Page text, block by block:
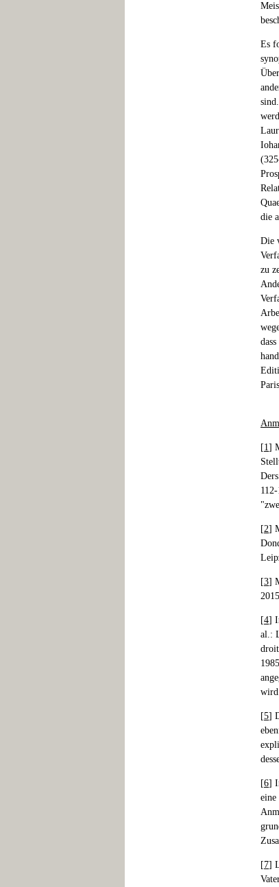
Es
die
Die
zu
[1]
[2]
[3]
[4]
al.:
[5]
[6]
eine
[7]